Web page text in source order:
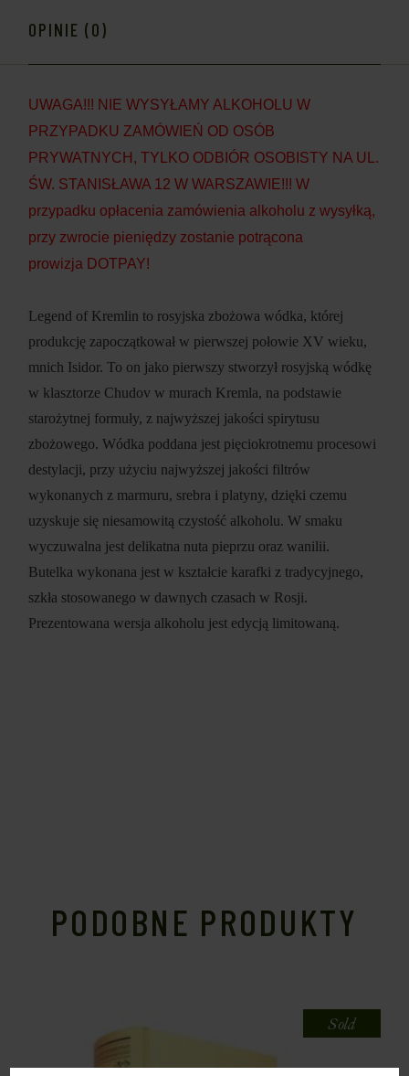
OPINIE (0)
UWAGA!!! NIE WYSYŁAMY ALKOHOLU W
PRZYPADKU ZAMÓWIEŃ OD OSÓB
PRYWATNYCH, TYLKO ODBIÓR OSOBISTY NA UL.
ŚW. STANISŁAWA 12 W WARSZAWIE!!! W
przypadku opłacenia zamówienia alkoholu z wysyłką,
przy zwrocie pieniędzy zostanie potrącona
prowizja DOTPAY!
Legend of Kremlin to rosyjska zbożowa wódka, której
produkcję zapoczątkował w pierwszej połowie XV wieku,
mnich Isidor. To on jako pierwszy stworzył rosyjską wódkę
w klasztorze Chudov w murach Kremla, na podstawie
starożytnej formuły, z najwyższej jakości spirytusu
zbożowego. Wódka poddana jest pięciokrotnemu procesowi
destylacji, przy użyciu najwyższej jakości filtrów
wykonanych z marmuru, srebra i platyny, dzięki czemu
uzyskuje się niesamowitą czystość alkoholu. W smaku
wyczuwalna jest delikatna nuta pieprzu oraz wanilii.
Butelka wykonana jest w kształcie karafki z tradycyjnego,
szkła stosowanego w dawnych czasach w Rosji.
Prezentowana wersja alkoholu jest edycją limitowaną.
PODOBNE PRODUKTY
Sold